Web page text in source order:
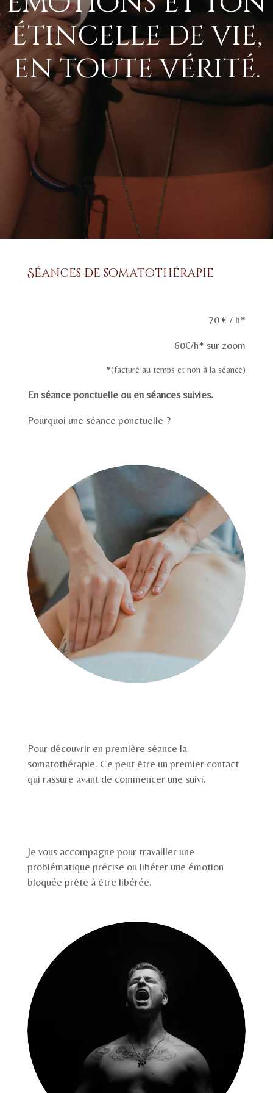
étincelle de vie,
en toute vérité.
Séances de somatothérapie
70€ / h*
60€/h* sur zoom
*(facturé au temps et non à la séance)
En séance ponctuelle ou en séances suivies.
Pourquoi une séance ponctuelle ?
Pour découvrir en première séance la
somatothérapie. Ce peut être un premier contact
qui rassure avant de commencer une suivi.
Je vous accompagne pour travailler une
problématique précise ou libérer une émotion
bloquée prête à être libérée.